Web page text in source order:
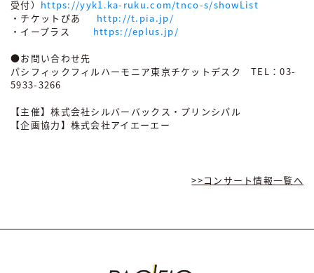
受付） https://yyk1.ka-ruku.com/tnco-s/showList
・チケットぴあ http://t.pia.jp/
・イープラス https://eplus.jp/
●お問い合わせ先
パシフィックフィルハーモニア東京チケットデスク TEL：03-
5933-3266
【主催】株式会社シルバーバックス・プリンシパル
【企画協力】株式会社アイエーエー
>>コンサート情報⼀覧へ